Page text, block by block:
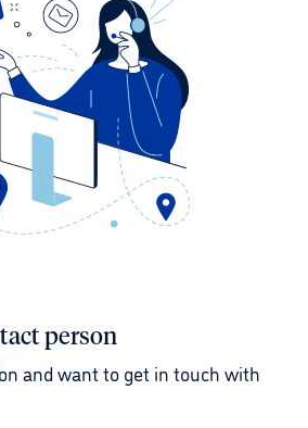
person
and want to get in touch with